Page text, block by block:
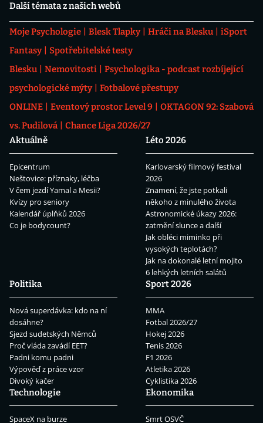
Další témata z našich webů
Moje Psychologie Blesk Tlapky Hráči na Blesku
iSport
Fantasy
Spotřebitelské testy
Blesku
Nemovitosti
Psychologika - podcast rozbíjející
psychologické mýty
Fotbalové přestupy
ONLINE
Eventový prostor Level 9
OKTAGON 92: Szabová
vs. Pudilová
Chance Liga 2026/27
Aktuálně
Epicentrum
Neštovice: příznaky, léčba
V čem jezdí Yamal a Mesii?
Kvízy pro seniory
Kalendář úplňků 2026
Co je bodycount?
Léto 2026
Karlovarský filmový festival
2026
Znamení, že jste potkali
někoho z minulého života
Astronomické úkazy 2026:
zatmění slunce a další
Jak obléci miminko při
vysokých teplotách?
Jak na dokonalé letní mojito
6 lehkých letních salátů
Politika
Nová superdávka: kdo na ní
dosáhne?
Sjezd sudetských Němců
Proč vláda zavádí EET?
Padni komu padni
Výpověď z práce vzor
Divoký kačer
Sport 2026
MMA
Fotbal 2026/27
Hokej 2026
Tenis 2026
F1 2026
Atletika 2026
Cyklistika 2026
Technologie
SpaceX na burze
Ekonomika
Smrt OSVČ